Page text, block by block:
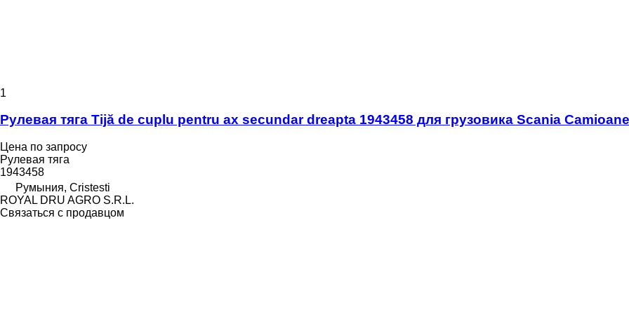
1
Рулевая тяга Tijă de cuplu pentru ax secundar dreapta 1943458 для грузовика Scania
Цена по запросу
Рулевая тяга
1943458
Румыния, Cristesti
ROYAL DRU AGRO S.R.L.
Связаться с продавцом